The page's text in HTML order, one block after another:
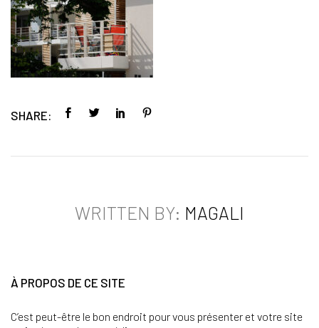
SHARE:
WRITTEN BY: MAGALI
À PROPOS DE CE SITE
C’est peut-être le bon endroit pour vous présenter et votre site